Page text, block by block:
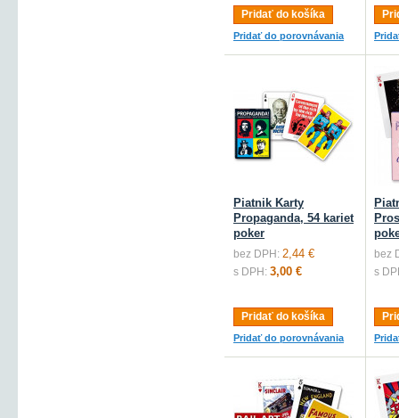
Pridať do košíka
Pridať do porovnávania
Piatnik Karty
Propaganda, 54 kariet
poker
bez DPH: 2,44 €
s DPH: 3,00 €
Pridať do košíka
Pridať do porovnávania
bez
s